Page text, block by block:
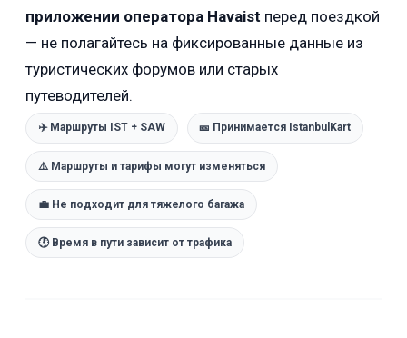
приложении оператора Havaist перед поездкой
— не полагайтесь на фиксированные данные из
туристических форумов или старых
путеводителей.
✈️ Маршруты IST + SAW 🎫 Принимается IstanbulKart
⚠️ Маршруты и тарифы могут изменяться
💼 Не подходит для тяжелого багажа
🕐 Время в пути зависит от трафика